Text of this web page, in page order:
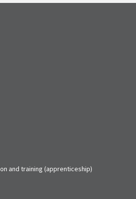
and training (apprenticeship)